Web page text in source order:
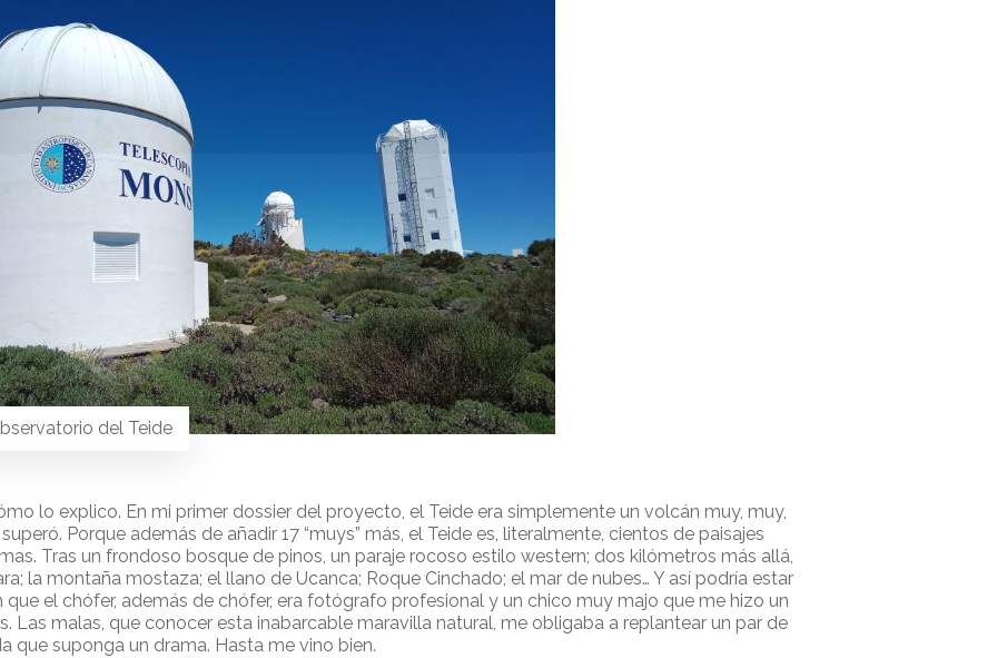
del Teide
lo explico. En mi primer dossier del proyecto, el Teide era simplemente un volcán muy, muy,
Porque además de añadir 17 “muys” más, el Teide es, literalmente, cientos de paisajes
Tras un frondoso bosque de pinos, un paraje rocoso estilo western; dos kilómetros más allá,
la montaña mostaza; el llano de Ucanca; Roque Cinchado; el mar de nubes… Y así podría estar
el chófer, además de chófer, era fotógrafo profesional y un chico muy majo que me hizo un
Las malas, que conocer esta inabarcable maravilla natural, me obligaba a replantear un par de
que suponga un drama. Hasta me vino bien.